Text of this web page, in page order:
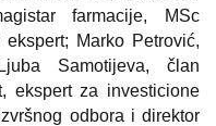
farmacije, MSc
Marko Petrović,
Samotijeva, član
ekspert za investicione
odbora i direktor